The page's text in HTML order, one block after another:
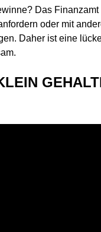
Das
oder mit
Daher ist eine